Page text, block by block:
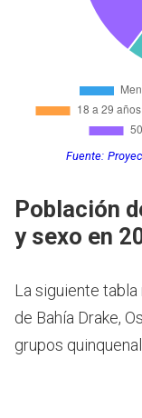
Fuente:
Población
y sexo en
La siguiente
de Bahía Drake,
grupos